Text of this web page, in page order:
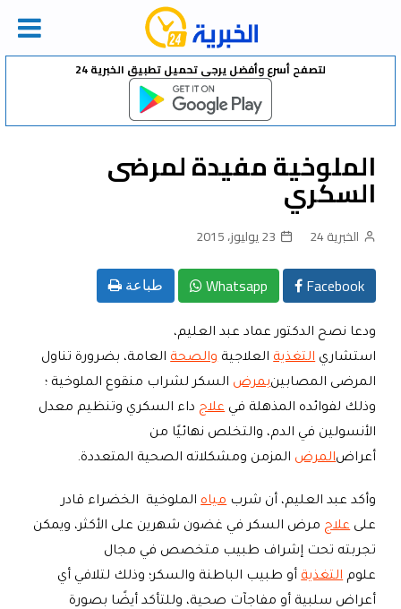
Skip
لتصفح أسرع وأفضل يرجى تحميل تطبيق الخبرية 24
الملوخية مفيدة لمرضى
السكري
الخبرية 24 23 يوليوز، 2015
Facebook
Whatsapp طباعة
ودعا نصح الدكتور عماد عبد العليم،
استشاريالتغذيةالعلاجيةوالصحةالعامة، بضرورة تناول
المرضى المصابينبمرض السكر لشراب منقوع الملوخية ؛
وذلك لفوائده المذهلة فيعلاج داء السكري وتنظيم معدل
الأنسولين في الدم، والتخلص نهائيًا من
أعراضالمرض المزمن ومشكلاته الصحية المتعددة.
وأكد عبد العليم، أن شربمياهالملوخية الخضراء قادر
علىعلاج مرض السكر في غضون شهرين على الأكثر، ويمكن
تجربته تحت إشراف طبيب متخصص في مجال
علومالتغذيةأو طبيب الباطنة والسكر؛ وذلك لتلافي أي
أعراض سلبية أو مفاجآت صحية، وللتأكد أيضًا بصورة